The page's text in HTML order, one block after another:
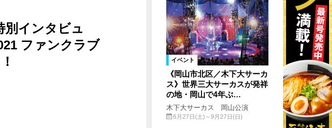
別インタビュ
ファンクラブ
イベント
《岡山市北区／木下大サーカ
ス》世界三大サーカスが発祥
の地・岡山で4年ぶ…
木下大サーカス 岡山公演
6月27日(土)～9月27日(日)